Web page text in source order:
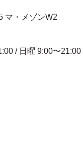
マ・メゾンW2
/ 日曜 9:00〜21:00